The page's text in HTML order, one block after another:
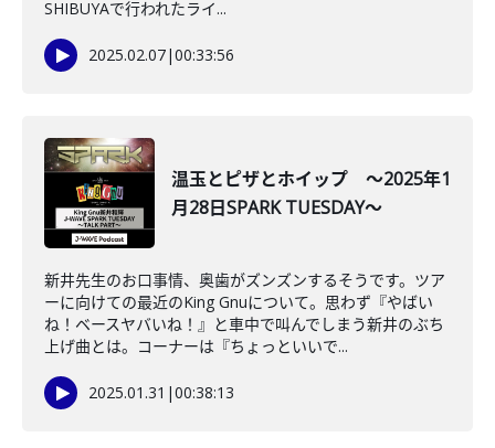
SHIBUYAで行われたライ...
2025.02.07|00:33:56
温玉とピザとホイップ ～2025年1
月28日SPARK TUESDAY～
新井先生のお口事情、奥歯がズンズンするそうです。ツア
ーに向けての最近のKing Gnuについて。思わず『やばい
ね！ベースヤバいね！』と車中で叫んでしまう新井のぶち
上げ曲とは。コーナーは『ちょっといいで...
2025.01.31 |00:38:13